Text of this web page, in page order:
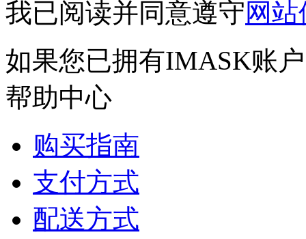
我已阅读并同意遵守网
如果您已拥有IMASK账
帮助中心
购买指南
支付方式
配送方式